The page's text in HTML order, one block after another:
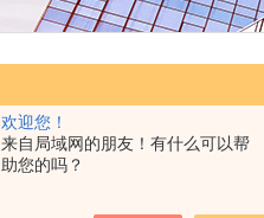
欢迎您！
来自局域网的朋友！有什么可以帮
助您的吗？
您现在的位置： 首页>产品展示